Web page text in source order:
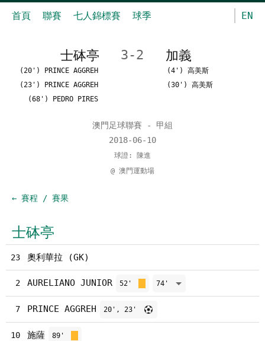
首頁 聯賽 七人錦標賽 球季 EN
士砵亭 3-2 加義
(20') PRINCE AGGREH
(23') PRINCE AGGREH
(68') PEDRO PIRES
(4') 高美斯
(30') 高美斯
澳門足球聯賽 - 甲組
2018-06-10
球證: 陳進
@ 澳門運動場
← 賽程 / 賽果
士砵亭
23 奧利華拉 (GK)
2 AURELIANO JUNIOR 52' 74'
7 PRINCE AGGREH 20', 23'
10 施薩 89'